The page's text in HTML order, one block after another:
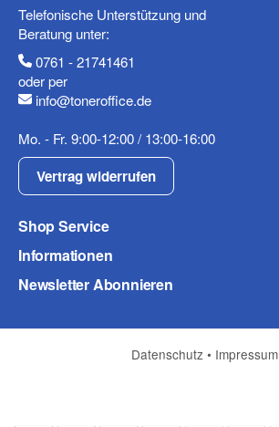
Frage zum Artikel
Ihre Frage
Telefonische Unterstützung und
Beratung unter:
0761 - 21741461
oder per
info@toneroffice.de
Mo. - Fr. 9:00-12:00 / 13:00-16:00
Vertrag widerrufen
Shop Service
Informationen
Newsletter Abonnieren
Datenschutz • Impressum